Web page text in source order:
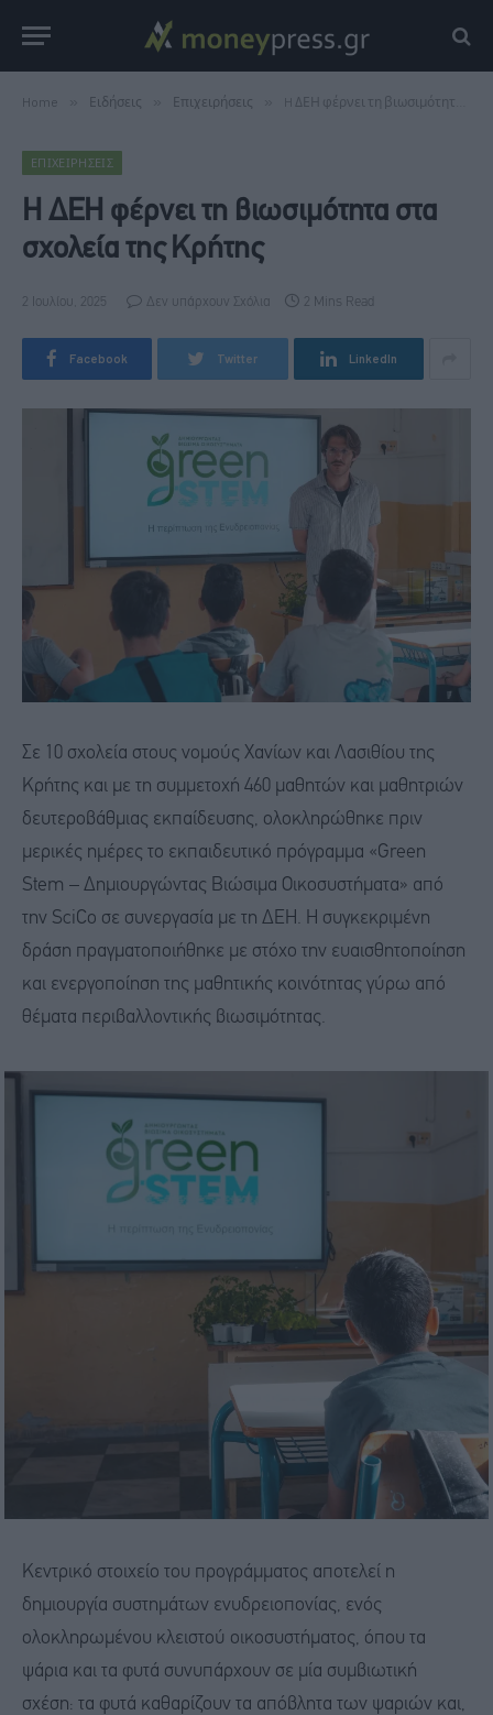
Home Ειδήσεις Επιχειρήσεις H ΔΕΗ φέρνει τη βιωσιμότητα στα σχολεία της Κρήτης
ΕΠΙΧΕΙΡΉΣΕΙΣ
H ΔΕΗ φέρνει τη βιωσιμότητα στα
σχολεία της Κρήτης
2 Ιουλίου, 2025 Δεν υπάρχουν Σχόλια 2 Mins Read
Facebook Twitter LinkedIn
Σε 10 σχολεία στους νομούς Χανίων και Λασιθίου της
Κρήτης και με τη συμμετοχή 460 μαθητών και μαθητριών
δευτεροβάθμιας εκπαίδευσης, ολοκληρώθηκε πριν
μερικές ημέρες το εκπαιδευτικό πρόγραμμα «Green
Stem – Δημιουργώντας Βιώσιμα Οικοσυστήματα» από
την SciCo σε συνεργασία με τη ΔΕΗ. Η συγκεκριμένη
δράση πραγματοποιήθηκε με στόχο την ευαισθητοποίηση
και ενεργοποίηση της μαθητικής κοινότητας γύρω από
θέματα περιβαλλοντικής βιωσιμότητας.
Κεντρικό στοιχείο του προγράμματος αποτελεί η
δημιουργία συστημάτων ενυδρειοπονίας, ενός
ολοκληρωμένου κλειστού οικοσυστήματος, όπου τα
ψάρια και τα φυτά συνυπάρχουν σε μία συμβιωτική
σχέση: τα φυτά καθαρίζουν τα απόβλητα των ψαριών και,